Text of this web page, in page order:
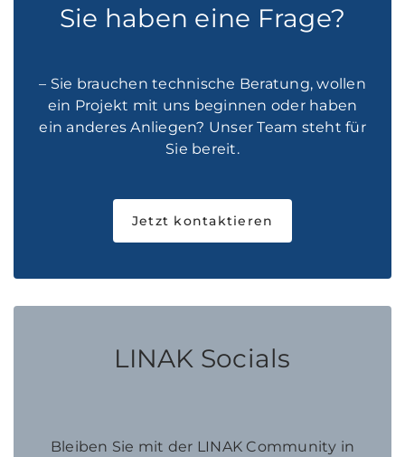
Sie haben eine Frage?
– Sie brauchen technische Beratung, wollen
ein Projekt mit uns beginnen oder haben
ein anderes Anliegen? Unser Team steht für
Sie bereit.
Jetzt kontaktieren
LINAK Socials
Bleiben Sie mit der LINAK Community in